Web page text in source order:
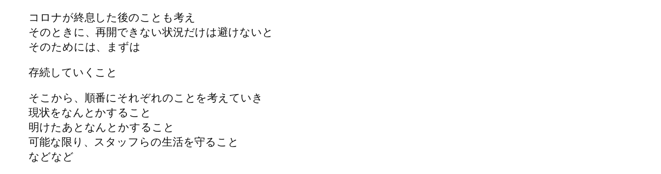
コロナが終息した後のことも考え
そのときに、再開できない状況だけは避けないと
そのためには、まずは
存続していくこと
そこから、順番にそれぞれのことを考えていき
現状をなんとかすること
明けたあとなんとかすること
可能な限り、スタッフらの生活を守ること
などなど